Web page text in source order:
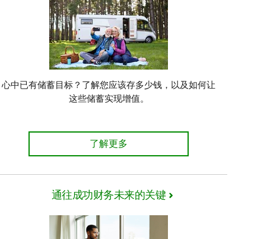
心中已有储蓄目标？了解您应该存多少钱，以及如何让
这些储蓄实现增值。
了解更多
通往成功财务未来的关键